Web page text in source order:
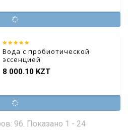
Вода с пробиотической
эссенцией
8 000.10 KZT
96. Показано 1 - 24